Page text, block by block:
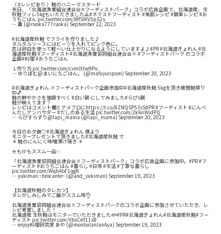
〈#レシピあり 〉鮭のハニーマスタード
先日、「北海道漁業組合連合会✕フーディストパーク」コラボ広告企画で、北海道産、生
秋鮭フィレ5kgもいただきました🙇#ネクストフーディスト#美肌レシピ#簡単レシピ#お
うちごはん pic.twitter.com/WfSWV5pS2s
— 薫 (@ruoka777ruoka) September 22, 2023
#北海道産秋鮭でフライを作りました♪
タルタルソースにはビーツを入れてピンク色に。
衣は卵白を使って軽～い仕上がりになるようにしていますよ♪#PR#北海道ぎょれん#北
海道産秋鮭#フーディスト#北海道漁業協同組合連合会×#フーディストパークのコラボ
企画#料理#おうちごはん
↓作り方 pic.twitter.com/cvmIXtw9Pu
— ゆりぽむ@まいにちごはん。 (@mafuyuripom) September 20, 2023
#北海道ぎょれん×フーディストパーク企画参加中#北海道産秋鮭5kgを頂き絶賛鮭祭り
中💕
鮭の鮮やかさを強調すべく #白い鍋にしてみました#らぴs鍋
鮭が映えてます？
レシピはコメント欄とアメブロにhttps://t.co/8ZNQSP53sS#PR#フーディスト #にんべ
んだしアンバサダー#だしのある生活 pic.twitter.com/2k6riWidPQ
— らぴすらずり@lapi_mama (@lapi_mama)September 20, 2023
今日のお夕食♡#北海道ぎょれん様より
モニタープレゼントで頂きました#北海道産秋鮭で
＊ 鮭のにんにく味噌漬け焼き ＊
🍚も🍺もススム一品✨
「北海道漁業協同組合連合会×フーディストパーク」コラボ広告企画に参加中。 #PR#フ
ーディスト#おうちごはん#暮らし #日常#生活#丁寧な暮らし
pic.twitter.com/WqhAbF1qgK
— yukiman ~brocante~ (@and_yukiman) September 19, 2023
【北海道秋鮭のタレカツ】
タレがしみしみでご飯がススム味👌
北海道漁業協同組合連合会×フーディストパークのコラボ企画に参加させていただき、レ
シピ考案しました！
北海道産 生秋鮭はモニターでいただきました🐟#PR#北海道ぎょれん#北海道産秋鮭#フー
ディスト pic.twitter.com/VbsCeY11x8
— enjoy料理研究家 あや (@monbulanlanAya) September 19, 2023